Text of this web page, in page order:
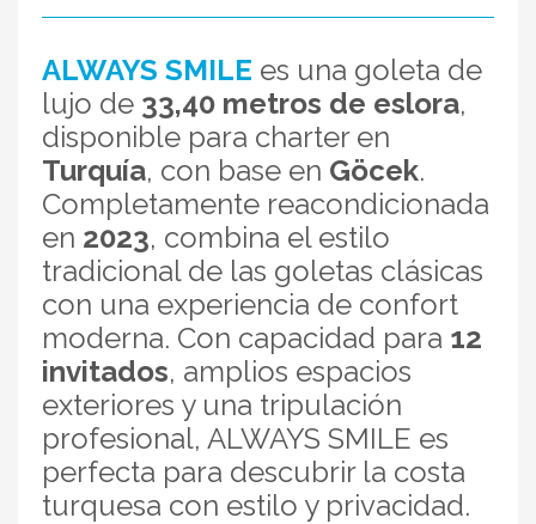
ALWAYS SMILE es una goleta de
lujo de 33,40 metros de eslora,
disponible para charter en
Turquía, con base en Göcek.
Completamente reacondicionada
en 2023, combina el estilo
tradicional de las goletas clásicas
con una experiencia de confort
moderna. Con capacidad para 12
invitados, amplios espacios
exteriores y una tripulación
profesional, ALWAYS SMILE es
perfecta para descubrir la costa
turquesa con estilo y privacidad.